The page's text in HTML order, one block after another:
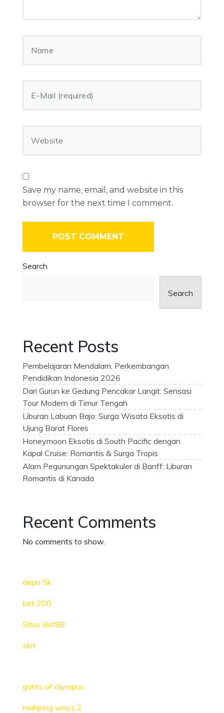
Save my name, email, and website in this
browser for the next time I comment.
Search
Search
Recent Posts
Pembelajaran Mendalam, Perkembangan
Pendidikan Indonesia 2026
Dari Gurun ke Gedung Pencakar Langit: Sensasi
Tour Modern di Timur Tengah
Liburan Labuan Bajo: Surga Wisata Eksotis di
Ujung Barat Flores
Honeymoon Eksotis di South Pacific dengan
Kapal Cruise: Romantis & Surga Tropis
Alam Pegunungan Spektakuler di Banff: Liburan
Romantis di Kanada
Recent Comments
No comments to show.
depo 5k
bet 200
Situs slot88
slot
gates of olympus
mahjong ways 2